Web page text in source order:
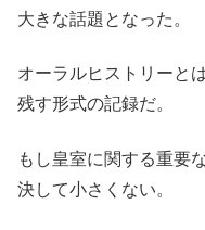
大きな話題となった。
オーラルヒストリーと
残す形式の記録だ。
もし皇室に関する重要
決して小さくない。